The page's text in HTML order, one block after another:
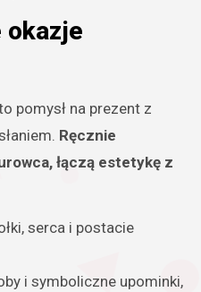
okazje
pomysł na prezent z
Ręcznie
łączą estetykę z
serca i postacie
i symboliczne upominki,